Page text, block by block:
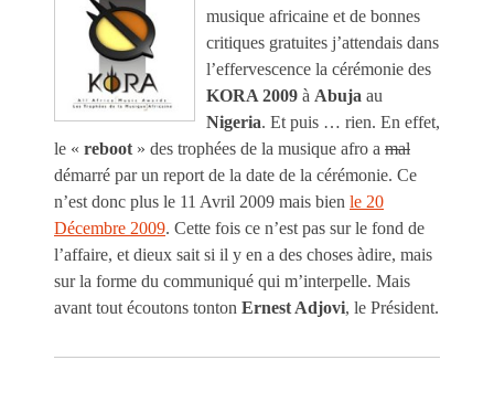
musique africaine et de bonnes
critiques gratuites j’attendais dans
l’effervescence la cérémonie des
KORA 2009 à Abuja au
Nigeria. Et puis … rien. En effet,
le « reboot » des trophées de la musique afro a mal
démarré par un report de la date de la cérémonie. Ce
n’est donc plus le 11 Avril 2009 mais bien le 20
Décembre 2009. Cette fois ce n’est pas sur le fond de
l’affaire, et dieux sait si il y en a des choses àdire, mais
sur la forme du communiqué qui m’interpelle. Mais
avant tout écoutons tonton Ernest Adjovi, le Président.